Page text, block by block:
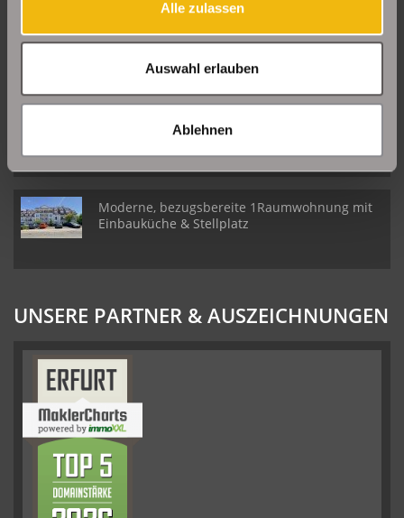
Alle zulassen
Auswahl erlauben
Ablehnen
Daberstedt
Erfurt Daberstedt
Moderne, bezugsbereite 1Raumwohnung mit
Einbauküche & Stellplatz
UNSERE PARTNER & AUSZEICHNUNGEN